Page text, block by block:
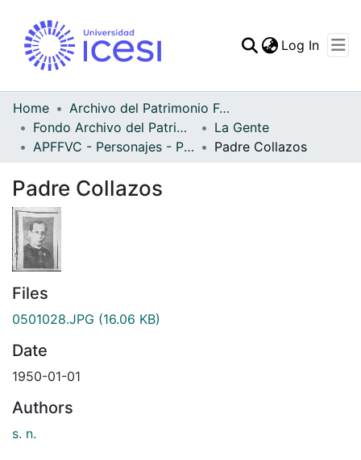
Statistics
Log In
Home
Archivo del Patrimonio Fotográfico y Fílmico del Valle del Cauca
Fondo Archivo del Patrimonio Fotográfico y Fílmico del Valle del Cauca
La Gente
APFFVC - Personajes - Patrimonial
Padre Collazos
Padre Collazos
Files
0501028.JPG (16.06 KB)
Date
1950-01-01
Authors
s. n.